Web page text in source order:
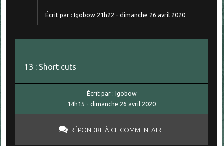
Écrit par : Igobow 21h22 - dimanche 26 avril 2020
13 : Short cuts
Écrit par : Igobow
14h15 -dimanche 26 avril 2020
RÉPONDRE À CE COMMENTAIRE